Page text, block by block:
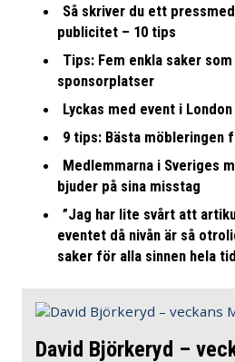
Så skriver du ett
publicitet – 10 tips
Tips: Fem enkla saker
sponsorplatser
Lyckas med event i
9 tips: Bästa möbleringen
Medlemmarna i Sveriges
bjuder på sina misstag
”Jag har lite svårt att
eventet då nivån är så
saker för alla sinnen hela
David Björkeryd –